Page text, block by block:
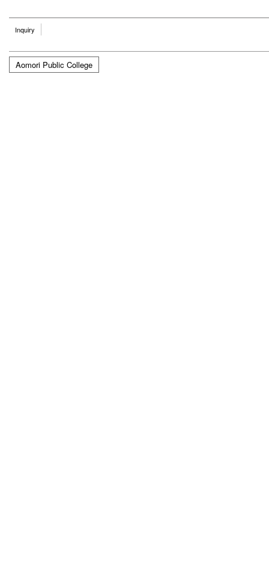
Inquiry
Aomori Public College